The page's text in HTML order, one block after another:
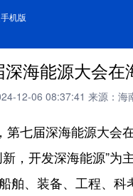
机版
深海能源大会在
12-06 08:37:41 来源：海
七届深海能源大会
，开发深海能源”为
舶、装备、工程、科